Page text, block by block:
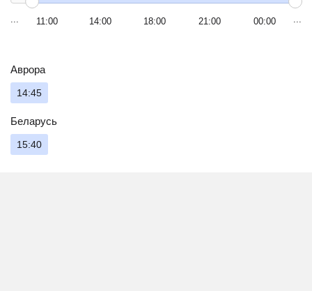
11:00 14:00 18:00 21:00 00:00
Аврора
14:45
Беларусь
15:40